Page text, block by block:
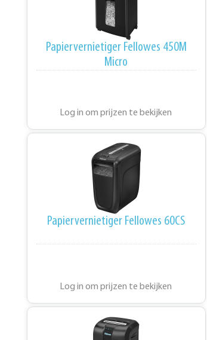
Papiervernietiger Fellowes 450M
Micro
Log in om prijzen te bekijken
Papiervernietiger Fellowes 60CS
Log in om prijzen te bekijken